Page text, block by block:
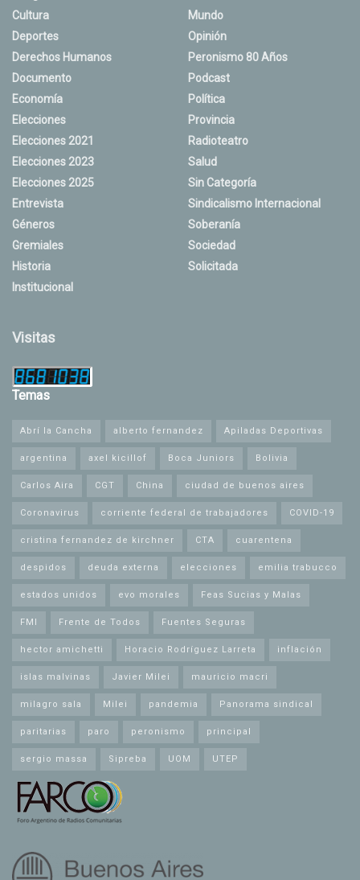
Cultura
Deportes
Derechos Humanos
Documento
Economía
Elecciones
Elecciones 2021
Elecciones 2023
Elecciones 2025
Entrevista
Géneros
Gremiales
Historia
Institucional
Mundo
Opinión
Peronismo 80 Años
Podcast
Política
Provincia
Radioteatro
Salud
Sin Categoría
Sindicalismo Internacional
Soberanía
Sociedad
Solicitada
Visitas
Temas
Abrí la Cancha alberto fernandez Apiladas Deportivas
argentina axel kicillof Boca Juniors Bolivia
Carlos Aira CGT China ciudad de buenos aires
Coronavirus corriente federal de trabajadores COVID-19
cristina fernandez de kirchner CTA cuarentena
despidos deuda externa elecciones emilia trabucco
estados unidos evo morales Feas Sucias y Malas
FMI Frente de Todos Fuentes Seguras
hector amichetti Horacio Rodríguez Larreta inflación
islas malvinas Javier Milei mauricio macri
milagro sala Milei pandemia Panorama sindical
paritarias paro peronismo principal
sergio massa Sipreba UOM UTEP